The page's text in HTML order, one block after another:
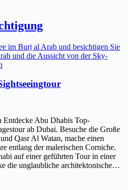
im Burj al Arab und besichtigen Sie
und die Aussicht von der Sky-
Entdecke Abu Dhabis Top-
ab Dubai. Besuche die Große
Qasr Al Watan, mache einen
entlang der malerischen Corniche.
auf einer geführten Tour in einer
die unglaubliche architektonische…